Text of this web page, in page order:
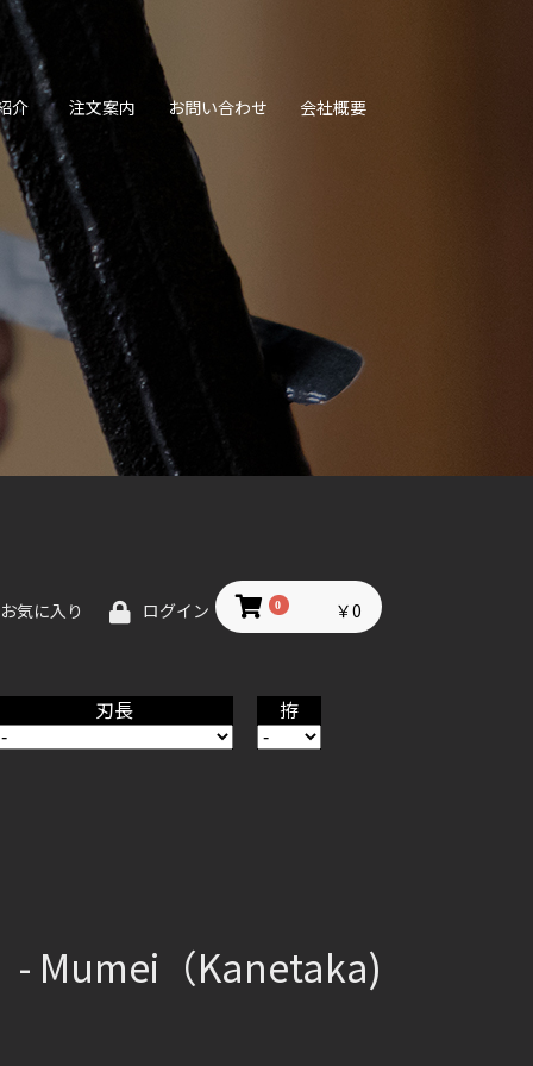
介 注文案内 お問い合わせ 会社概要
お気に入り ログイン 0 ￥0
刃長 拵
Mumei（Kanetaka)